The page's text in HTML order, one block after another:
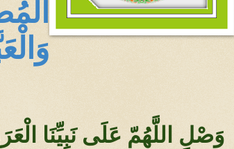
وَصْلِ اللَّهُمّ عَلَى نَبِيِّنَا